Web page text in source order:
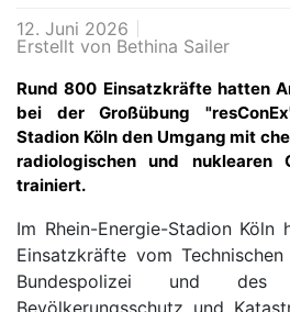
12. Juni 2026
Erstellt von Bethina Sailer
Rund 800 Einsatzkräfte hatten
bei der Großübung
Stadion Köln den Umgang mit
radiologischen und nuklearen
trainiert.
Im Rhein-Energie-Stadion Köln
Einsatzkräfte vom
Bundespolizei und des
Bevölkerungsschutz und